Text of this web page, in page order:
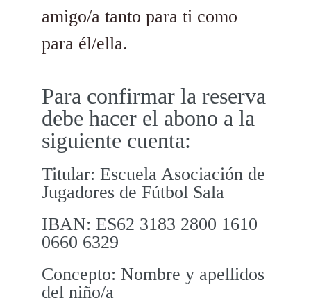
amigo/a tanto para ti como
para él/ella.
Para confirmar la reserva
debe hacer el abono a la
siguiente cuenta:
Titular: Escuela Asociación de
Jugadores de Fútbol Sala
IBAN: ES62 3183 2800 1610
0660 6329
Concepto: Nombre y apellidos
del niño/a